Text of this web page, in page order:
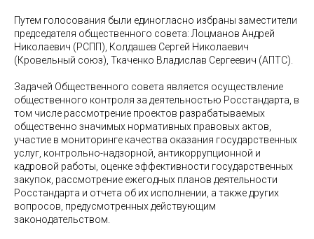
Путем голосования были единогласно избраны заместители
председателя общественного совета: Лоцманов Андрей
Николаевич (РСПП), Колдашев Сергей Николаевич
(Кровельный союз), Ткаченко Владислав Сергеевич (АПТС).
Задачей Общественного совета является осуществление
общественного контроля за деятельностью Росстандарта, в
том числе рассмотрение проектов разрабатываемых
общественно значимых нормативных правовых актов,
участие в мониторинге качества оказания государственных
услуг, контрольно-надзорной, антикоррупционной и
кадровой работы, оценке эффективности государственных
закупок, рассмотрение ежегодных планов деятельности
Росстандарта и отчета об их исполнении, а также других
вопросов, предусмотренных действующим
законодательством.